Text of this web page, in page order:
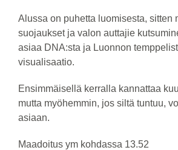
Alussa on puhetta luomisesta, sitten
suojaukset ja valon auttajie
asiaa DNA:sta ja Luonnon
visualisaatio.
Ensimmäisellä kerralla kannattaa
mutta myöhemmin, jos siltä tuntuu,
asiaan.
Maadoitus ym kohdassa 13.52